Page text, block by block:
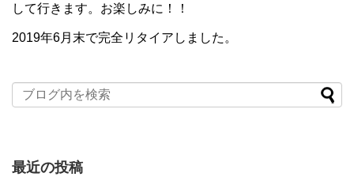
して行きます。お楽しみに！！
2019年6月末で完全リタイアしました。
最近の投稿